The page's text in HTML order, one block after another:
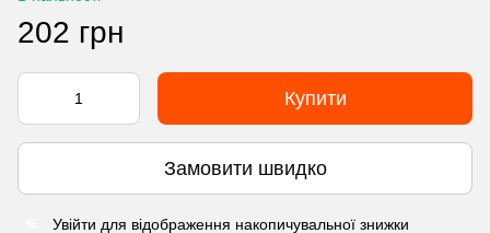
202 грн
Купити
Замовити швидко
Увійти для відображення накопичувальної знижки